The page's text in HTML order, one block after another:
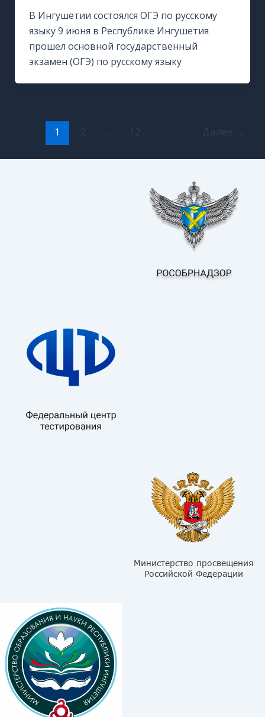
В Ингушетии состоялся ОГЭ по русскому
языку 9 июня в Республике Ингушетия
прошел основной государственный
экзамен (ОГЭ) по русскому языку
1 2 … 12 Далее →